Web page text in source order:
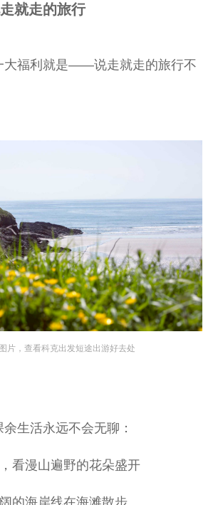
就走的旅行
大福利就是——说走就走的旅行不
片，查看科克出发短途出游好去处
生活永远不会无聊：
看漫山遍野的花朵盛开